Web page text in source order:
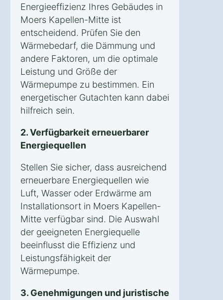
Energieeffizienz Ihres Gebäudes in
Moers Kapellen-Mitte ist
entscheidend. Prüfen Sie den
Wärmebedarf, die Dämmung und
andere Faktoren, um die optimale
Leistung und Größe der
Wärmepumpe zu bestimmen. Ein
energetischer Gutachten kann dabei
hilfreich sein.
2. Verfügbarkeit erneuerbarer
Energiequellen
Stellen Sie sicher, dass ausreichend
erneuerbare Energiequellen wie
Luft, Wasser oder Erdwärme am
Installationsort in Moers Kapellen-
Mitte verfügbar sind. Die Auswahl
der geeigneten Energiequelle
beeinflusst die Effizienz und
Leistungsfähigkeit der
Wärmepumpe.
3. Genehmigungen und juristische